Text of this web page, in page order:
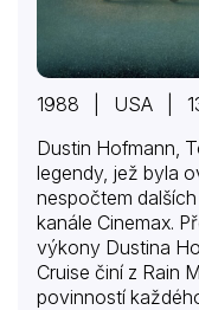
1988 | USA |
Dustin Hofmann,
legendy, jež byla
nespočtem
kanále Cinemax.
výkony Dustina
Cruise činí z Rain
povinností